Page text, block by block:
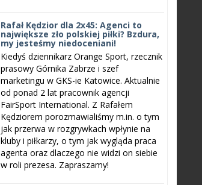
Rafał Kędzior dla 2x45: Agenci to
największe zło polskiej piłki? Bzdura,
my jesteśmy niedoceniani!
Kiedyś dziennikarz Orange Sport, rzecznik
prasowy Górnika Zabrze i szef
marketingu w GKS-ie Katowice. Aktualnie
od ponad 2 lat pracownik agencji
FairSport International. Z Rafałem
Kędziorem porozmawialiśmy m.in. o tym
jak przerwa w rozgrywkach wpłynie na
kluby i piłkarzy, o tym jak wygląda praca
agenta oraz dlaczego nie widzi on siebie
w roli prezesa. Zapraszamy!